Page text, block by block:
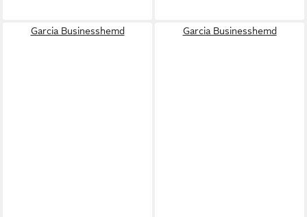
Garcia Businesshemd Garcia Businesshemd